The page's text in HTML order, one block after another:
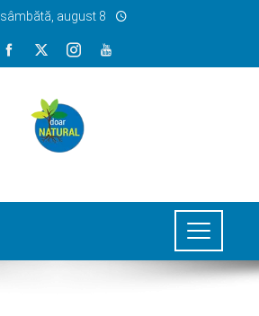
sâmbătă, august 8